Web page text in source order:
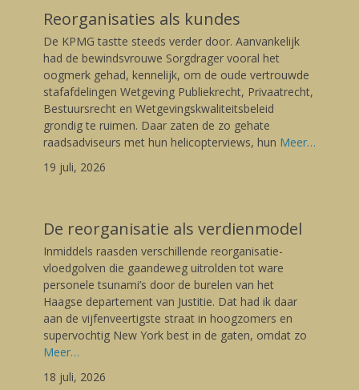
Reorganisaties als kundes
Posted
on
19/07/2026
Gerard
De KPMG tastte steeds verder door. Aanvankelijk
had de bewindsvrouwe Sorgdrager vooral het
oogmerk gehad, kennelijk, om de oude vertrouwde
stafafdelingen Wetgeving Publiekrecht, Privaatrecht,
Bestuursrecht en Wetgevingskwaliteitsbeleid
grondig te ruimen. Daar zaten de zo gehate
raadsadviseurs met hun helicopterviews, hun Meer…
19 juli, 2026
De reorganisatie als verdienmodel
Posted
on
18/07/2026
Author
Gerard
Inmiddels raasden verschillende reorganisatie-
vloedgolven die gaandeweg uitrolden tot ware
personele tsunami’s door de burelen van het
Haagse departement van Justitie. Dat had ik daar
aan de vijfenveertigste straat in hoogzomers en
supervochtig New York best in de gaten, omdat zo
Meer…
18 juli, 2026